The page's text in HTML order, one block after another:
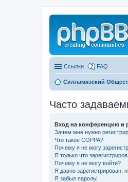
Ссылки FAQ
Силламяэский
Часто
Вход на конференцию и
Зачем мне нужно
Что такое COPPA?
Почему я не могу
Я только что
Почему я не могу войти?
Я давно зарегистрирован,
Я забыл пароль!